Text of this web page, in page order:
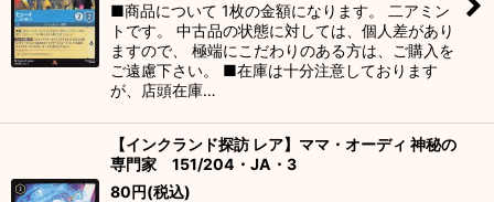
■商品について 1枚の金額になります。 二アミン
トです。 中古品の状態に対しては、個人差があり
ますので、 極端にこだわりのある方は、ご購入を
ご遠慮下さい。 ■在庫は十分注意しております
が、店頭在庫…
【インクランド探訪 レア】ママ・オーディ 神秘の
専門家 151/204・JA・3
80円(税込)